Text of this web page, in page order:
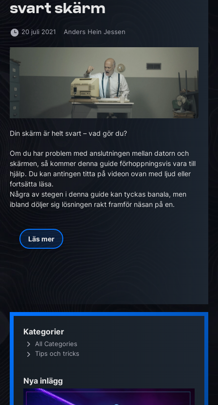
svart skärm
20 juli 2021 Anders Hein Jessen
Din skärm är helt svart – vad gör du?
Om du har problem med anslutningen mellan datorn och
skärmen, så kommer denna guide förhoppningsvis vara till
hjälp. Du kan antingen titta på videon ovan med ljud eller
fortsätta läsa.
Några av stegen i denna guide kan tyckas banala, men
ibland döljer sig lösningen rakt framför näsan på en.
Läs mer
Kategorier
All Categories
Tips och tricks
Nya inlägg